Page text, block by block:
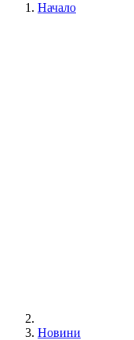
Начало
Новини